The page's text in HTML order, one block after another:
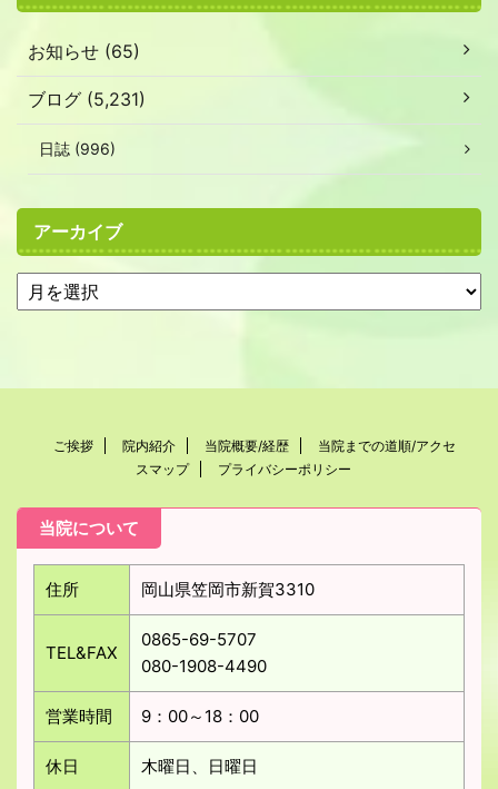
お知らせ (65)
ブログ (5,231)
日誌 (996)
アーカイブ
ご挨拶 院内紹介 当院概要/経歴
当院までの道順/アクセ
スマップ
プライバシーポリシー
当院について
住所 岡山県笠岡市新賀3310
TEL&FAX
0865-69-5707
080-1908-4490
営業時間 9：00～18：00
休日 木曜日、日曜日